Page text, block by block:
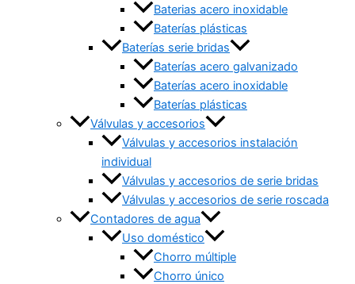
Baterias acero inoxidable
Baterías plásticas
Baterías serie bridas
Baterías acero galvanizado
Baterías acero inoxidable
Baterías plásticas
Válvulas y accesorios
Válvulas y accesorios instalación
individual
Válvulas y accesorios de serie bridas
Válvulas y accesorios de serie roscada
Contadores de agua
Uso doméstico
Chorro múltiple
Chorro único